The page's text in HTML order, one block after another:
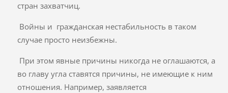
стран захватчиц.
Войны и гражданская нестабильность в таком
случае просто неизбежны.
При этом явные причины никогда не оглашаются, а
во главу угла ставятся причины, не имеющие к ним
отношения. Например, заявляется